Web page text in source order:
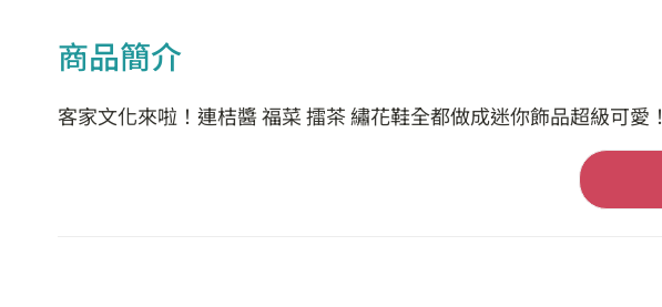
商品簡介
客家文化來啦！連桔醬 福菜 擂茶 繡花鞋全都做成迷你飾品超級可愛！